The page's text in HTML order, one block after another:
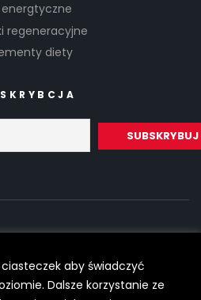
aby świadczyć
Dalsze korzystanie ze
energtyczne
regeneracyjne
diety
ITrener biegania
Reserved.